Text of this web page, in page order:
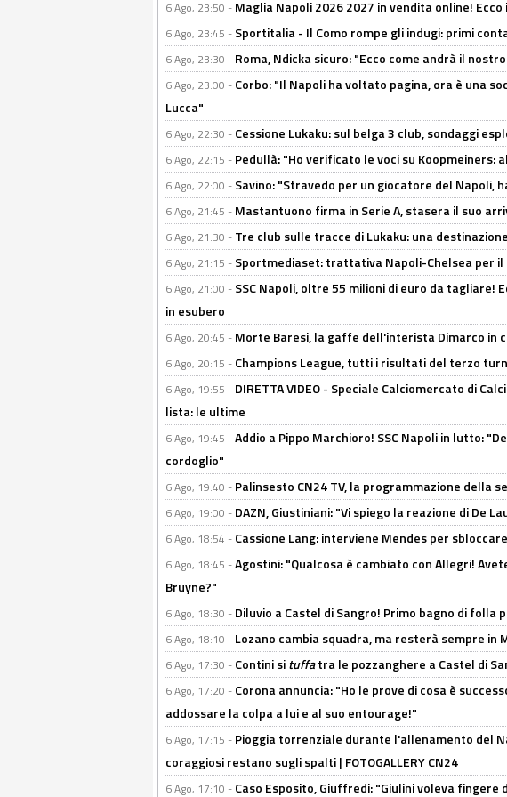
6 Ago, 23:50 - Maglia Napoli 2026 2027 in vendita online!
6 Ago, 23:45 - Sportitalia - Il Como rompe gli indugi: primi
6 Ago, 23:30 - Roma, Ndicka sicuro: "Ecco come andrà il
6 Ago, 23:00 - Corbo: "Il Napoli ha voltato pagina, ora è una
Lucca"
6 Ago, 22:30 - Cessione Lukaku: sul belga 3 club, sondaggi
6 Ago, 22:15 - Pedullà: "Ho verificato le voci su Koopmeiners:
6 Ago, 22:00 - Savino: "Stravedo per un giocatore del Napoli,
6 Ago, 21:45 - Mastantuono firma in Serie A, stasera il suo
6 Ago, 21:30 - Tre club sulle tracce di Lukaku: una
6 Ago, 21:15 - Sportmediaset: trattativa Napoli-Chelsea per
6 Ago, 21:00 - SSC Napoli, oltre 55 milioni di euro da tagliare!
in esubero
6 Ago, 20:45 - Morte Baresi, la gaffe dell'interista Dimarco in
6 Ago, 20:15 - Champions League, tutti i risultati del terzo
6 Ago, 19:55 - DIRETTA VIDEO - Speciale Calciomercato di
lista: le ultime
6 Ago, 19:45 -Addio a Pippo Marchioro! SSC Napoli in lutto:
cordoglio"
6 Ago, 19:40 - Palinsesto CN24 TV, la programmazione della
6 Ago, 19:00 - DAZN, Giustiniani: "Vi spiego la reazione di De
6 Ago, 18:54 - Cassione Lang: interviene Mendes per
6 Ago, 18:45 -Agostini: "Qualcosa è cambiato con Allegri!
Bruyne?"
6 Ago, 18:30 - Diluvio a Castel di Sangro! Primo bagno di folla
6 Ago, 18:10 - Lozano cambia squadra, ma resterà sempre in
6 Ago, 17:30 - Contini situffatra le pozzanghere a Castel di
6 Ago, 17:20 - Corona annuncia: "Ho le prove di cosa è
addossare la colpa a lui e al suo entourage!"
6 Ago, 17:15 - Pioggia torrenziale durante l'allenamento del
coraggiosi restano sugli spalti | FOTOGALLERY CN24
6 Ago, 17:10 - Caso Esposito, Giuffredi: "Giulini voleva